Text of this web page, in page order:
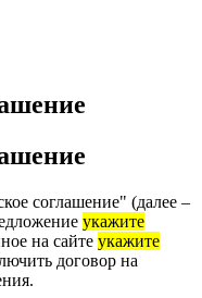
соглашение" (далее –
укажите
на сайте укажите
договор на